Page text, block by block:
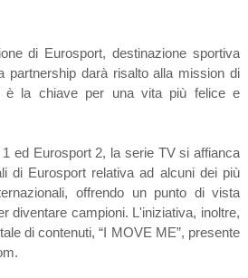
di Eurosport, destinazione sportiva
partnership darà risalto alla mission di
è la chiave per una vita più felice e
ed Eurosport 2, la serie TV si affianca
di Eurosport relativa ad alcuni dei più
offrendo un punto di vista
diventare campioni. L'iniziativa, inoltre,
di contenuti, “I MOVE ME”, presente